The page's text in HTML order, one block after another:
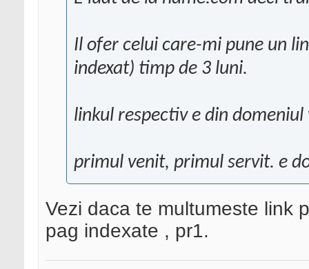
Il ofer celui care-mi pune un
indexat) timp de 3 luni.
linkul respectiv e din
primul venit, primul servit. e
Vezi daca te multumeste link
pag indexate , pr1.